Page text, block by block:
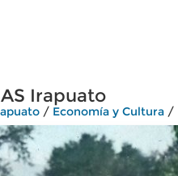
Irapuato
/ Economía y Cultura /